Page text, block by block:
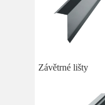
Závětrné lišty